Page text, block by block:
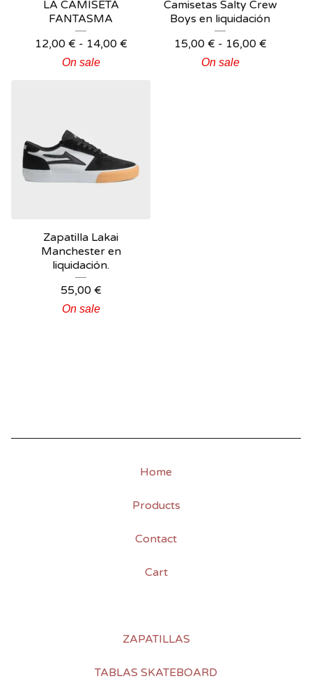
LA CAMISETA
FANTASMA
12,00 € - 14,00 €
On sale
Camisetas Salty Crew
Boys en liquidación
15,00 € - 16,00 €
On sale
Zapatilla Lakai
Manchester en
liquidación.
55,00 €
On sale
Home
Products
Contact
Cart
ZAPATILLAS
TABLAS SKATEBOARD